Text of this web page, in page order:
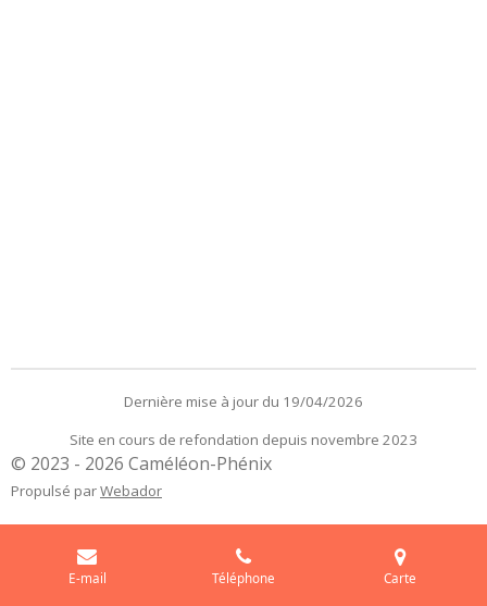
Dernière mise à jour du 19/04/2026
Site en cours de refondation depuis novembre 2023
© 2023 - 2026 Caméléon-Phénix
Propulsé parWebador
E-mail Téléphone Carte